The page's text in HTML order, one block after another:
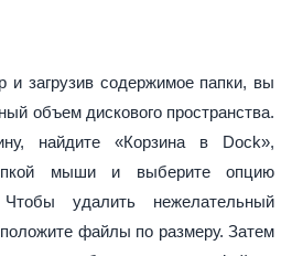
загрузив содержимое папки, вы
объем дискового пространства.
найдите «Корзина в Dock»,
мыши и выберите опцию
удалить нежелательный
файлы по размеру. Затем